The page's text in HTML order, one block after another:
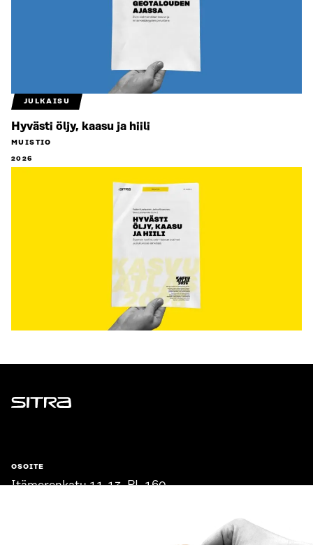
JULKAISU
Hyvästi öljy, kaasu ja hiili
MUISTIO
2026
Sitra
OSOITE
Itämerenkatu 11-13, PL 160,